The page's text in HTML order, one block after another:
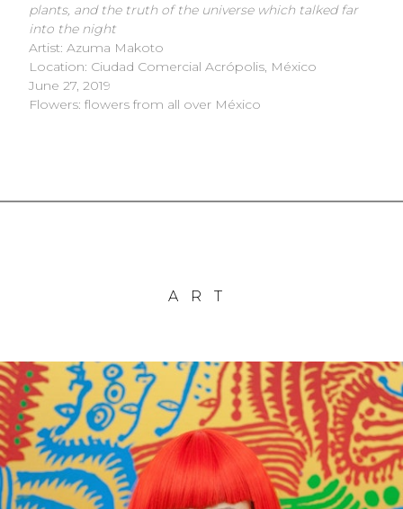
plants, and the truth of the universe which talked far
into the night
Artist: Azuma Makoto
Location: Ciudad Comercial Acrópolis, México
June 27, 2019
Flowers: flowers from all over México
ART